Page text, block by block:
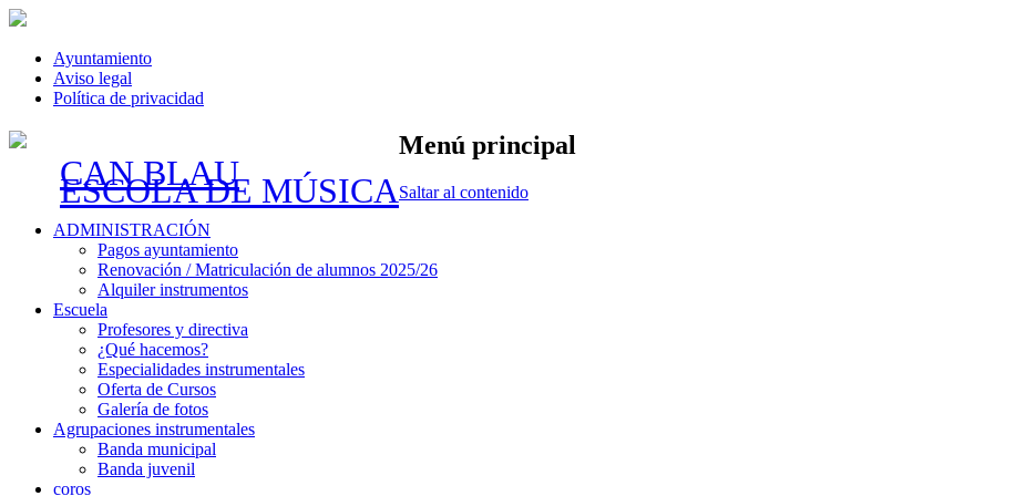
Ayuntamiento
Aviso legal
Política de privacidad
CAN BLAU
ESCOLA DE MÚSICA
Menú principal
Saltar al contenido
ADMINISTRACIÓN
Pagos ayuntamiento
Renovación / Matriculación de alumnos 2025/26
Alquiler instrumentos
Escuela
Profesores y directiva
¿Qué hacemos?
Especialidades instrumentales
Oferta de Cursos
Galería de fotos
Agrupaciones instrumentales
Banda municipal
Banda juvenil
coros